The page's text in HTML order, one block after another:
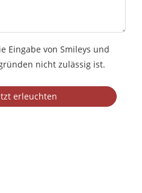
Eingabe von Smileys und
nicht zulässig ist.
erleuchten